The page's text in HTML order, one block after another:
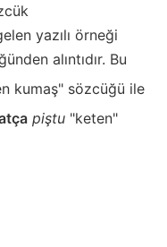
yazılı örneği
alıntıdır. Bu
kumaş" sözcüğü ile
piştu "keten"